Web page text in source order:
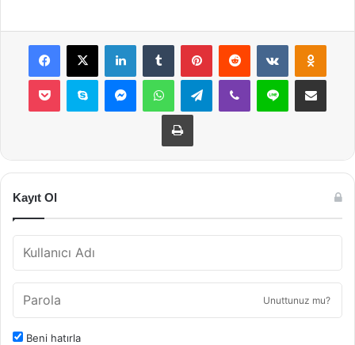
Facebook
X LinkedInTumblr PinterestReddit VKontakte
Pocket Skype MessengerWhatsAppTelegramViber Line E-Posta ile
Yazdır
Kayıt Ol
Unuttunuz mu?
Beni hatırla